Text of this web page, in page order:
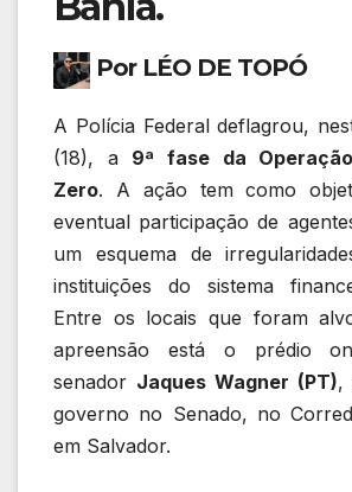
Por LÉO DE TOPÓ
A Polícia Federal deflagrou,
(18), a 9ª fase da
Zero. A ação tem como
eventual participação de
um esquema de
instituições do sistema
Entre os locais que foram
apreensão está o prédio
senador Jaques Wagner (PT),
governo no Senado, no
em Salvador.